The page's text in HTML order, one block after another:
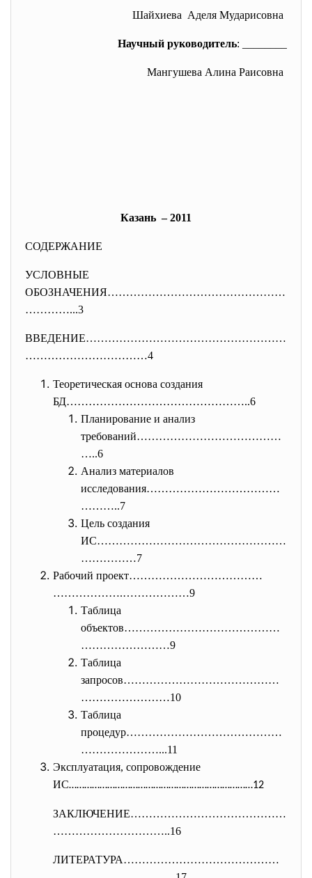
Шайхиева Аделя Мударисовна
Научный руководитель: ________
Мангушева Алина Раисовна
Казань – 2011
СОДЕРЖАНИЕ
УСЛОВНЫЕ
ОБОЗНАЧЕНИЯ…………………………………………
…………...3
ВВЕДЕНИЕ………………………………………………
……………………………4
Теоретическая основа создания
БД…………………………………………..6
Планирование и анализ
требований…………………………………
…..6
Анализ материалов
исследования………………………………
………..7
Цель создания
ИС……………………………………………
……………7
Рабочий проект………………………………
……………….………………9
Таблица
объектов……………………………………
……………………9
Таблица
запросов……………………………………
……………………10
Таблица
процедур……………………………………
…………………...11
Эксплуатация, сопровождение
ИС………………………………………………………………12
ЗАКЛЮЧЕНИЕ……………………………………
…………………………..16
ЛИТЕРАТУРА……………………………………